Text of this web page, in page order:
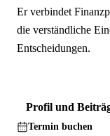
Er verbindet
die verständliche
Entscheidungen.
Profil und
Termin buchen